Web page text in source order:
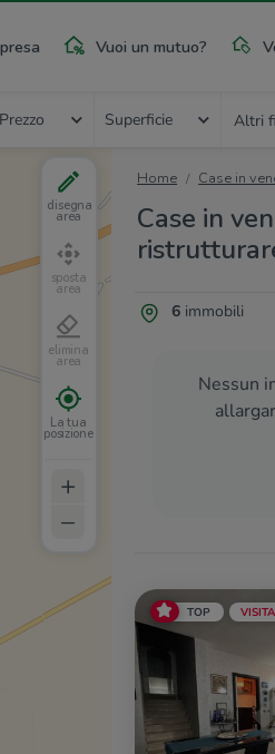
Vuoi un mutuo?
Prezzo Superficie Altri
Home Case in
Case in
6immobili
Nessun
TOP
disegna
area
sposta
area
elimina
area
La tua
posizione
+
–